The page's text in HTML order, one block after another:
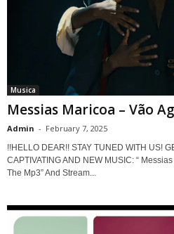
Musica
Messias Maricoa – Vão
Admin - February 7, 2025
!!HELLO DEAR!! STAY TUNED WITH US!
CAPTIVATING AND NEW MUSIC: “
The Mp3” And Stream...